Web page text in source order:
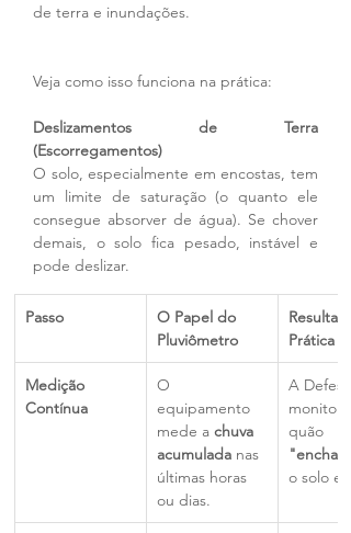
de terra e inundações.
Veja como isso funciona na prática:
Deslizamentos de Terra
(Escorregamentos)
O solo, especialmente em encostas, tem
um limite de saturação (o quanto ele
consegue absorver de água). Se chover
demais, o solo fica pesado, instável e
pode deslizar.
Passo
O Papel do
Pluviômetro
Prática
Medição
Contínua
O
equipamento
mede a chuva
acumulada nas
últimas horas
ou dias.
A Defesa
monitora
quão
o solo